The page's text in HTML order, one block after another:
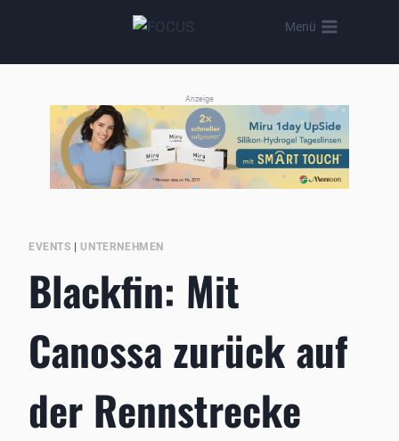
Menü
Anzeige
EVENTS | UNTERNEHMEN
Blackfin: Mit
Canossa zurück auf
der Rennstrecke